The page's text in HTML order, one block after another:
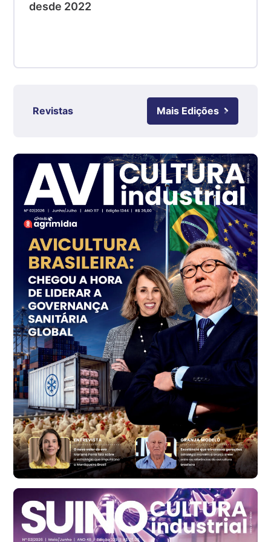
SC
RS
Ovo Branco - Regional
Branco
R$ 144,99
cx
Ovo Vermelho - Regional
Grande São Paulo (SP)
R$ 153,38
cx
Ovo Vermelho - Regional
Vermelho
R$ 156,33
cx
Ovo Branco - Regional
Bastos (SP)
R$ 134,40
cx
Ovo Vermelho - Regional
Bastos (SP)
R$ 146,71
cx
Frango - Indicador
SP
R$ 7,13
desde 2022
Revistas Mais Edições